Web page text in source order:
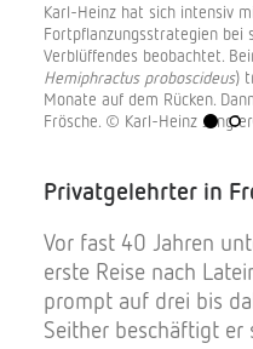
Karl-Heinz hat sich intensiv
Fortpflanzungsstrategien bei
Verblüffendes beobachtet.
Hemiphractus proboscideus)
Monate auf dem Rücken.
Frösche. © Karl-Heinz Jungfer
Privatgelehrter in
Vor fast 40 Jahren
erste Reise nach
prompt auf drei bis
Seither beschäftigt er